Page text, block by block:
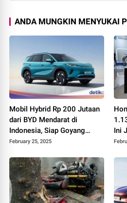
ANDA MUNGKIN MENYUKAI
Mobil Hybrid Rp 200 Jutaan
dari BYD Mendarat di
Indonesia, Siap Goyang
Pasar!
February 25, 2025
Ini